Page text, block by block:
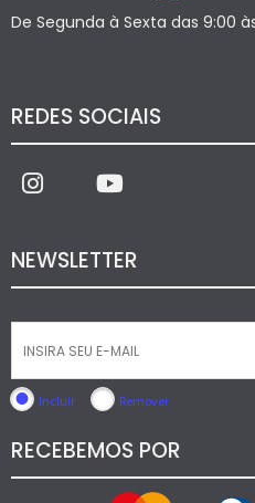
De Segunda à Sexta das 9:00
REDES SOCIAIS
NEWSLETTER
Incluir Remover
RECEBEMOS POR